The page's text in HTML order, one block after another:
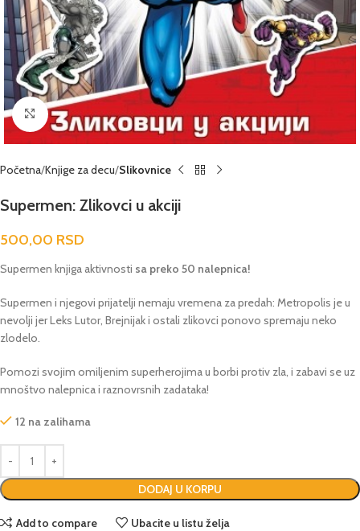
Click to enlarge
Početna Knjige za decu Slikovnice
Supermen: Zlikovci u akciji
500,00 RSD
Supermen knjiga aktivnosti sa preko 50 nalepnica!
Supermen i njegovi prijatelji nemaju vremena za predah: Metropolis je u
nevolji jer Leks Lutor, Brejnijak i ostali zlikovci ponovo spremaju neko
zlodelo.
Pomozi svojim omiljenim superherojima u borbi protiv zla, i zabavi se uz
mnoštvo nalepnica i raznovrsnih zadataka!
12 na zalihama
DODAJ U KORPU
Add to compare Ubacite u listu želja